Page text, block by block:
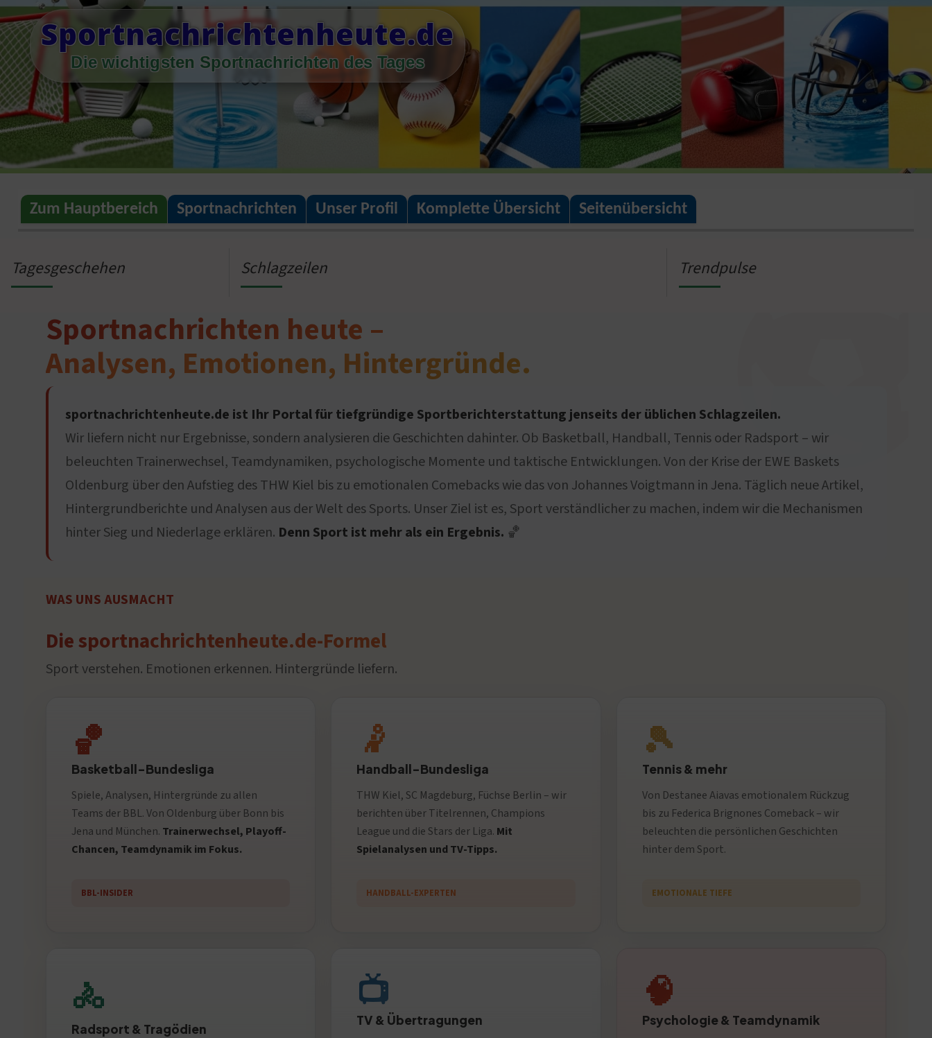
Skip
to
content
Sportnachrichtenheute.de
Die wichtigsten Sportnachrichten des Tages
Zum Hauptbereich Sportnachrichten Unser Profil Komplette Übersicht Seitenübersicht
Tagesgeschehen Schlagzeilen Trendpulse
Sportnachrichten heute –
Analysen, Emotionen, Hintergründe.
sportnachrichtenheute.de ist Ihr Portal für tiefgründige Sportberichterstattung jenseits der üblichen Schlagzeilen.
Wir liefern nicht nur Ergebnisse, sondern analysieren die Geschichten dahinter. Ob Basketball, Handball, Tennis oder Radsport – wir
beleuchten Trainerwechsel, Teamdynamiken, psychologische Momente und taktische Entwicklungen. Von der Krise der EWE Baskets
Oldenburg über den Aufstieg des THW Kiel bis zu emotionalen Comebacks wie das von Johannes Voigtmann in Jena. Täglich neue Artikel,
Hintergrundberichte und Analysen aus der Welt des Sports. Unser Ziel ist es, Sport verständlicher zu machen, indem wir die Mechanismen
hinter Sieg und Niederlage erklären. Denn Sport ist mehr als ein Ergebnis. 🏀
WAS UNS AUSMACHT
Die sportnachrichtenheute.de-Formel
Sport verstehen. Emotionen erkennen. Hintergründe liefern.
🏀
Basketball-Bundesliga
Spiele, Analysen, Hintergründe zu allen
Teams der BBL. Von Oldenburg über Bonn bis
Jena und München. Trainerwechsel, Playoff-
Chancen, Teamdynamik im Fokus.
BBL-INSIDER
🤾
Handball-Bundesliga
THW Kiel, SC Magdeburg, Füchse Berlin – wir
berichten über Titelrennen, Champions
League und die Stars der Liga. Mit
Spielanalysen und TV-Tipps.
HANDBALL-EXPERTEN
🎾
Tennis & mehr
Von Destanee Aiavas emotionalem Rückzug
bis zu Federica Brignones Comeback – wir
beleuchten die persönlichen Geschichten
hinter dem Sport.
EMOTIONALE TIEFE
🚴
Radsport & Tragödien
📺
TV & Übertragungen
🧠
Psychologie & Teamdynamik